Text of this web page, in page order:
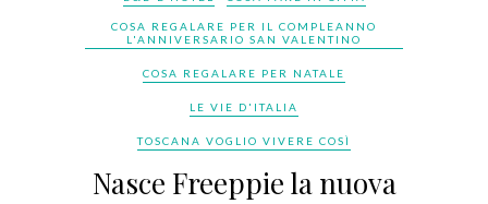
COSA REGALARE PER IL COMPLEANNO
L'ANNIVERSARIO SAN VALENTINO
COSA REGALARE PER NATALE
LE VIE D'ITALIA
TOSCANA VOGLIO VIVERE COSÌ
Nasce Freeppie la nuova